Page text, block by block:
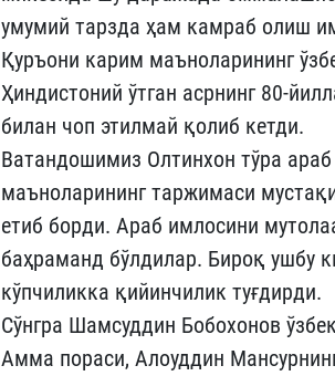
умумий тарзда ҳам камраб
Қуръони карим маъноларининг
Ҳиндистоний ўтган асрнинг 80-
билан чоп этилмай қолиб кетди.
Ватандошимиз Олтинхон тўра
маъноларининг таржимаси
етиб борди. Араб имлосини
баҳраманд бўлдилар. Бироқ ушбу
кўпчиликка қийинчилик туғдирди.
Сўнгра Шамсуддин Бобохонов
Амма пораси, Алоуддин